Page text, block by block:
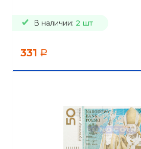
В наличии: 2 шт
331 a